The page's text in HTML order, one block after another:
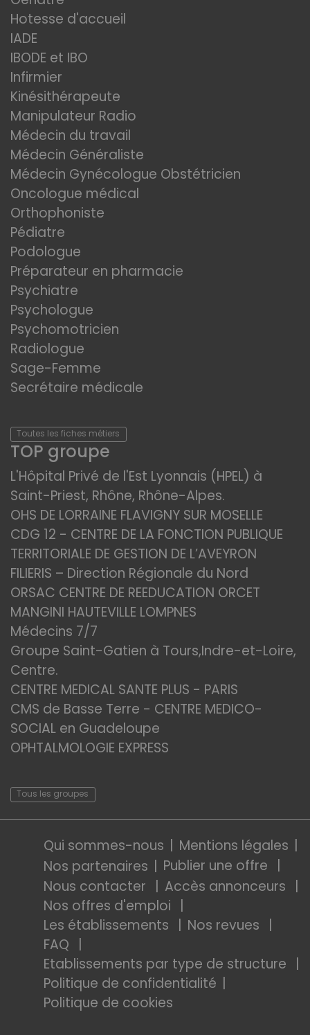
Hotesse d'accueil
IADE
IBODE et IBO
Infirmier
Kinésithérapeute
Manipulateur Radio
Médecin du travail
Médecin Généraliste
Médecin Gynécologue Obstétricien
Oncologue médical
Orthophoniste
Pédiatre
Podologue
Préparateur en pharmacie
Psychiatre
Psychologue
Psychomotricien
Radiologue
Sage-Femme
Secrétaire médicale
Toutes les fiches métiers
TOP groupe
L'Hôpital Privé de l'Est Lyonnais (HPEL) à
Saint-Priest, Rhône, Rhône-Alpes.
OHS DE LORRAINE FLAVIGNY SUR MOSELLE
CDG 12 - CENTRE DE LA FONCTION PUBLIQUE
TERRITORIALE DE GESTION DE L’AVEYRON
FILIERIS – Direction Régionale du Nord
ORSAC CENTRE DE REEDUCATION ORCET
MANGINI HAUTEVILLE LOMPNES
Médecins 7/7
Groupe Saint-Gatien à Tours,Indre-et-Loire,
Centre.
CENTRE MEDICAL SANTE PLUS - PARIS
CMS de Basse Terre - CENTRE MEDICO-
SOCIAL en Guadeloupe
OPHTALMOLOGIE EXPRESS
Tous les groupes
Qui sommes-nous
Mentions légales
Nos partenaires
Publier une offre
Nous contacter
Accès annonceurs
Nos offres d'emploi
Les établissements
Nos revues
FAQ
Etablissements par type de structure
Politique de confidentialité
Politique de cookies